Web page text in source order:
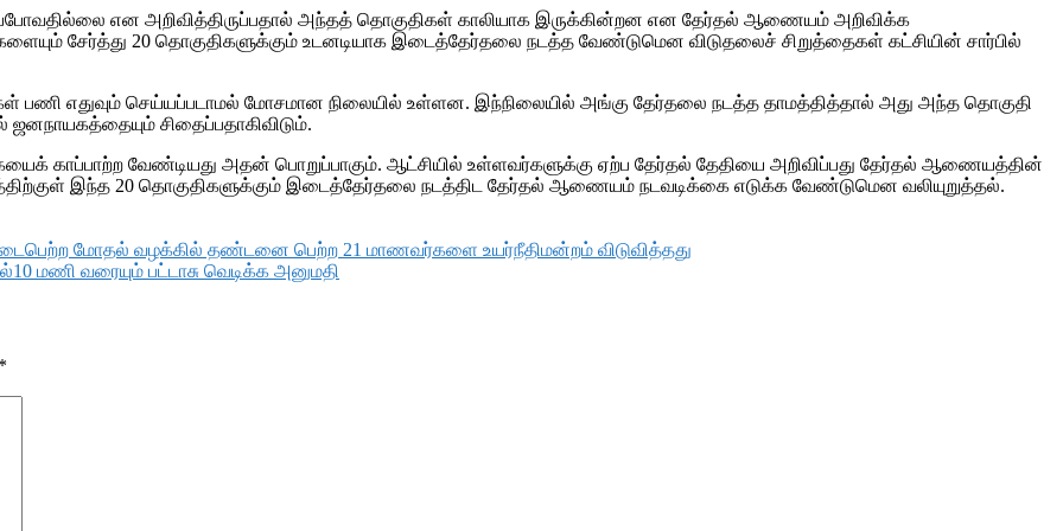
என அறிவித்திருப்பதால் அந்தத் தொகுதிகள் காலியாக இருக்கின்றன என தேர்தல் ஆணையம் அறிவிக்க
சேர்த்து 20 தொகுதிகளுக்கும் உடனடியாக இடைத்தேர்தலை நடத்த வேண்டுமென விடுதலைச் சிறுத்தைகள் கட்சியின் சார்பில்
பணி எதுவும் செய்யப்படாமல் மோசமான நிலையில் உள்ளன. இந்நிலையில் அங்கு தேர்தலை நடத்த தாமத்தித்தால் அது அந்த தொகுதி
சிதைப்பதாகிவிடும்.
காப்பாற்ற வேண்டியது அதன் பொறுப்பாகும். ஆட்சியில் உள்ளவர்களுக்கு ஏற்ப தேர்தல் தேதியை அறிவிப்பது தேர்தல் ஆணையத்தின்
இந்த 20 தொகுதிகளுக்கும் இடைத்தேர்தலை நடத்திட தேர்தல் ஆணையம் நடவடிக்கை எடுக்க வேண்டுமென வலியுறுத்தல்.
மோதல் வழக்கில் தண்டனை பெற்ற 21 மாணவர்களை உயர்நீதிமன்றம் விடுவித்தது
மணி வரையும் பட்டாசு வெடிக்க அனுமதி